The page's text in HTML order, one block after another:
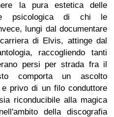
la pura estetica delle
psicologica di chi le
lungi dal documentare
di Elvis, attinge dal
raccogliendo tanti
persi per strada fra il
comporta un ascolto
privo di un filo conduttore
riconducibile alla magica
della discografia